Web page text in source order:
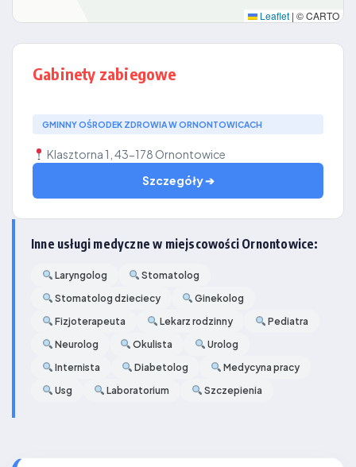
Leaflet | © CARTO
Gabinety zabiegowe
GMINNY OŚRODEK ZDROWIA W ORNONTOWICACH
Klasztorna 1, 43-178 Ornontowice
Szczegóły ➔
Inne usługi medyczne w miejscowości Ornontowice:
Laryngolog
Stomatolog
Stomatolog dzieciecy
Ginekolog
Fizjoterapeuta
Lekarz rodzinny
Pediatra
Neurolog
Okulista
Urolog
Internista
Diabetolog
Medycyna pracy
Usg
Laboratorium Szczepienia